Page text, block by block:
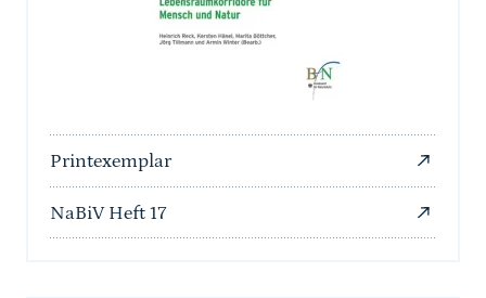
Printexemplar
NaBiV Heft 17